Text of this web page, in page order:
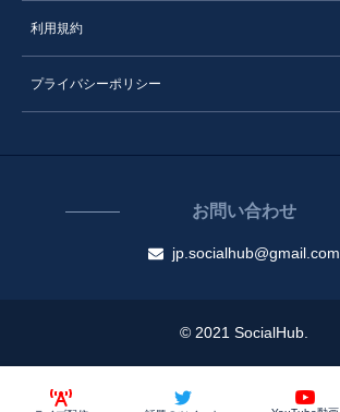
利用規約
プライバシーポリシー
お問い合わせ
jp.socialhub@gmail.com
© 2021 SocialHub.